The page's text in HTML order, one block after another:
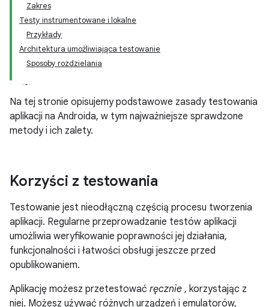
Zakres
Testy instrumentowane i lokalne
Przykłady
Architektura umożliwiająca testowanie
Sposoby rozdzielania
Na tej stronie opisujemy podstawowe zasady testowania
aplikacji na Androida, w tym najważniejsze sprawdzone
metody i ich zalety.
Korzyści z testowania
Testowanie jest nieodłączną częścią procesu tworzenia
aplikacji. Regularne przeprowadzanie testów aplikacji
umożliwia weryfikowanie poprawności jej działania,
funkcjonalności i łatwości obsługi jeszcze przed
opublikowaniem.
Aplikację możesz przetestować ręcznie , korzystając z
niej. Możesz używać różnych urządzeń i emulatorów,